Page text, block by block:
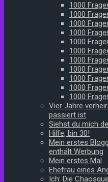
1000
1000
1000
1000
1000
1000
1000
1000
1000
1000
1000
Vier Jahre
passiert ist
Siehst du mich
Hilfe, bin 30!
Mein erstes
enthält Werbung
Mein erstes Mal
Ehefrau eines
Ich: Die